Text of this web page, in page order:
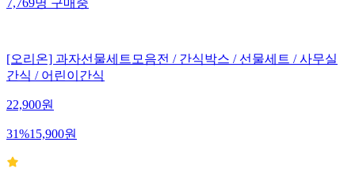
7,769명 구매중
[오리온] 과자선물세트모음전 / 간식박스 / 선물세트 / 사무실
간식 / 어린이간식
22,900원
31%15,900원